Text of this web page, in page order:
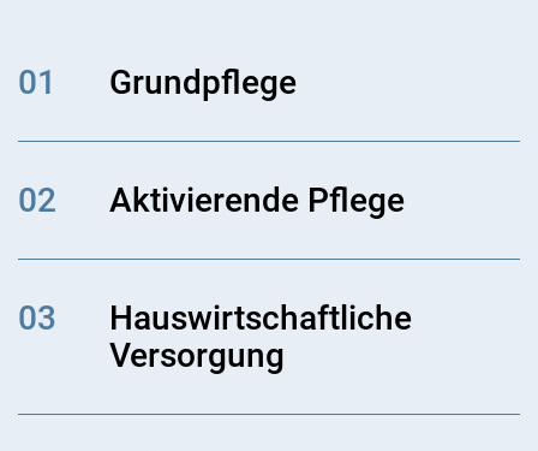
01 Grundpflege
02 Aktivierende Pflege
03
Hauswirtschaftliche
Versorgung